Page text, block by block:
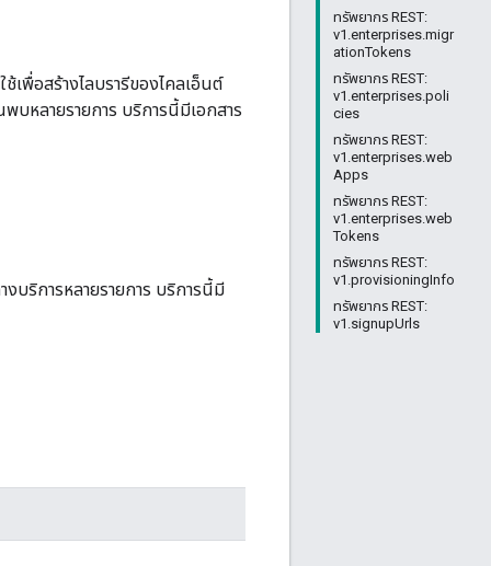
ทรัพยากร REST:
v1.enterprises.migr
ationTokens
ทรัพยากร REST:
v1.enterprises.poli
cies
ทรัพยากร REST:
v1.enterprises.web
Apps
ทรัพยากร REST:
v1.enterprises.web
Tokens
ทรัพยากร REST:
v1.provisioningInfo
ทรัพยากร REST:
v1.signupUrls
เพื่อสร้างไลบรารีของไคลเอ็นต์
บหลายรายการ บริการนี้มีเอกสาร
บริการหลายรายการ บริการนี้มี